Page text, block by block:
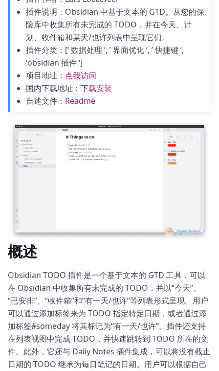
插件说明：Obsidian 中基于文本的 GTD。从您的保
险库中收集所有未完成的 TODO，并在今天、计
划、收件箱和某天/也许列表中呈现它们。
插件分类：[’ 数据处理 ’, ’ 界面优化 ’, ’ 快捷键 ’,
‘obsidian 插件 ‘]
项目地址： 点我访问
国内下载地址： 下载安装
自述文件： Readme
概述
Obsidian TODO 插件是一个基于文本的 GTD 工具，可以
在 Obsidian 中收集所有未完成的 TODO，并以“今天”、
“已安排”、“收件箱”和“有一天/也许”等列表形式呈现。用户
可以通过添加标签来为 TODO 指定特定日期，或者通过添
加标签#someday 将其标记为“有一天/也许”。插件还支持
在列表视图中完成 TODO，并快速跳转到 TODO 所在的文
件。此外，它还与 Daily Notes 插件集成，可以将没有截止
日期的 TODO 继承为每日笔记的日期。用户可以根据自己